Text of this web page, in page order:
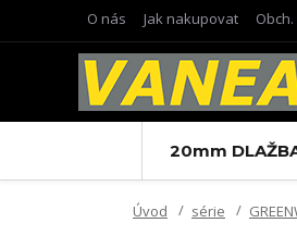
O nás Jak nakupovat
20mm
Úvod série